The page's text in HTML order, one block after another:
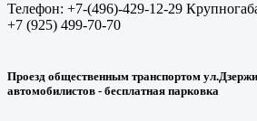
Телефон: +7-(496)-429-12-29
+7 (925) 499-70-70
Проезд общественным транспортом
автомобилистов - бесплатная парковка